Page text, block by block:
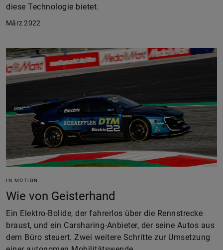
diese Technologie bietet.
März 2022
IN MOTION
Wie von Geisterhand
Ein Elektro-Bolide, der fahrerlos über die Rennstrecke
braust, und ein Carsharing-Anbieter, der seine Autos aus
dem Büro steuert. Zwei weitere Schritte zur Umsetzung